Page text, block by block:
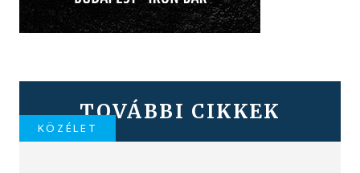
TOVÁBBI CIKKEK
KÖZÉLET